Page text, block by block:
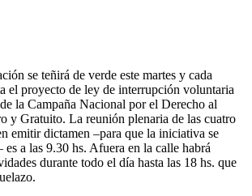
se teñirá de verde este martes y cada
el proyecto de ley de interrupción voluntaria
la Campaña Nacional por el Derecho al
y Gratuito. La reunión plenaria de las cuatro
emitir dictamen –para que la iniciativa se
es a las 9.30 hs. Afuera en la calle habrá
durante todo el día hasta las 18 hs. que